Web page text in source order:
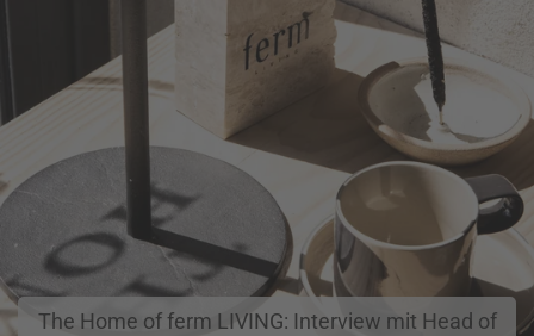
The Home of ferm LIVING: Interview mit Head of